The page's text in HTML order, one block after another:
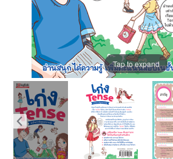
Tap to expand